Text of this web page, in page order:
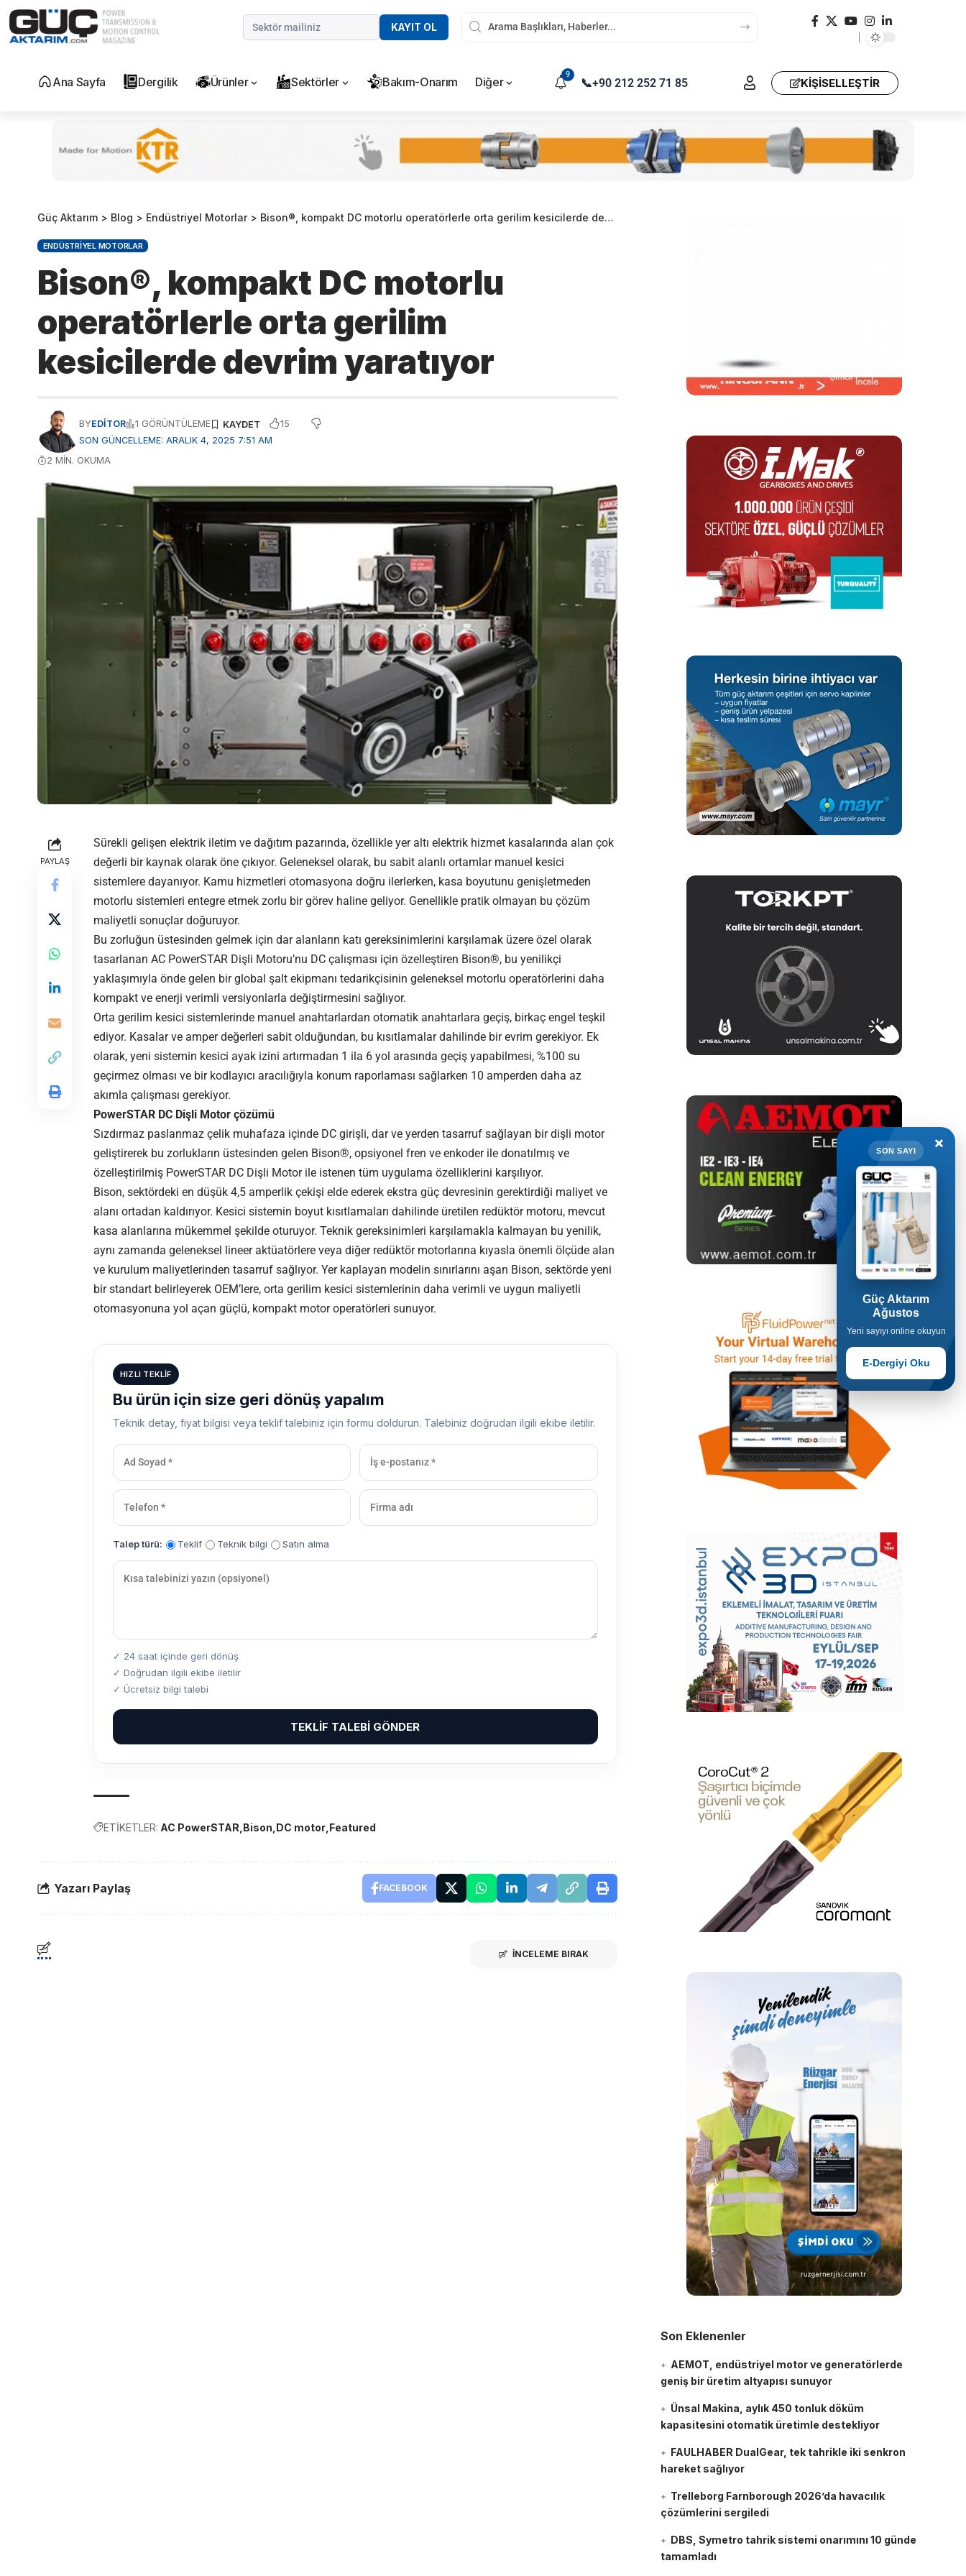
KAYIT OL
Ana Sayfa Dergilik Ürünler Sektörler Bakım-Onarım Diğer
9
📞+90 212 252 71 85 KIŞISELLEŞTIR
Güç Aktarım > Blog > Endüstriyel Motorlar> Bison®, kompakt DC motorlu operatörlerle orta gerilim kesicilerde devrim yaratıyor
ENDÜSTRIYEL MOTORLAR
Bison®, kompakt DC motorlu
operatörlerle orta gerilim
kesicilerde devrim yaratıyor
SON GÜNCELLEME: ARALIK 4, 2025 7:51 AM
BYEDITOR 1 GÖRÜNTÜLEME 15
2 MIN. OKUMA
PAYLAŞ
Sürekli gelişen elektrik iletim ve dağıtım pazarında, özellikle yer altı elektrik hizmet kasalarında alan çok
değerli bir kaynak olarak öne çıkıyor. Geleneksel olarak, bu sabit alanlı ortamlar manuel kesici
sistemlere dayanıyor. Kamu hizmetleri otomasyona doğru ilerlerken, kasa boyutunu genişletmeden
motorlu sistemleri entegre etmek zorlu bir görev haline geliyor. Genellikle pratik olmayan bu çözüm
maliyetli sonuçlar doğuruyor.
Bu zorluğun üstesinden gelmek için dar alanların katı gereksinimlerini karşılamak üzere özel olarak
tasarlanan AC PowerSTAR Dişli Motoru’nu DC çalışması için özelleştiren Bison®, bu yenilikçi
yaklaşımıyla önde gelen bir global şalt ekipmanı tedarikçisinin geleneksel motorlu operatörlerini daha
kompakt ve enerji verimli versiyonlarla değiştirmesini sağlıyor.
Orta gerilim kesici sistemlerinde manuel anahtarlardan otomatik anahtarlara geçiş, birkaç engel teşkil
ediyor. Kasalar ve amper değerleri sabit olduğundan, bu kısıtlamalar dahilinde bir evrim gerekiyor. Ek
olarak, yeni sistemin kesici ayak izini artırmadan 1 ila 6 yol arasında geçiş yapabilmesi, %100 su
geçirmez olması ve bir kodlayıcı aracılığıyla konum raporlaması sağlarken 10 amperden daha az
akımla çalışması gerekiyor.
PowerSTAR DC Dişli Motor çözümü
Sızdırmaz paslanmaz çelik muhafaza içinde DC girişli, dar ve yerden tasarruf sağlayan bir dişli motor
geliştirerek bu zorlukların üstesinden gelen Bison®, opsiyonel fren ve enkoder ile donatılmış ve
özelleştirilmiş PowerSTAR DC Dişli Motor ile istenen tüm uygulama özelliklerini karşılıyor.
Bison, sektördeki en düşük 4,5 amperlik çekişi elde ederek ekstra güç devresinin gerektirdiği maliyet ve
alanı ortadan kaldırıyor. Kesici sistemin boyut kısıtlamaları dahilinde üretilen redüktör motoru, mevcut
kasa alanlarına mükemmel şekilde oturuyor. Teknik gereksinimleri karşılamakla kalmayan bu yenilik,
aynı zamanda geleneksel lineer aktüatörlere veya diğer redüktör motorlarına kıyasla önemli ölçüde alan
ve kurulum maliyetlerinden tasarruf sağlıyor. Yer kaplayan modelin sınırlarını aşan Bison, sektörde yeni
bir standart belirleyerek OEM’lere, orta gerilim kesici sistemlerinin daha verimli ve uygun maliyetli
otomasyonuna yol açan güçlü, kompakt motor operatörleri sunuyor.
HIZLI TEKLIF
Bu ürün için size geri dönüş yapalım
Teknik detay, fiyat bilgisi veya teklif talebiniz için formu doldurun. Talebiniz doğrudan ilgili ekibe iletilir.
Talep türü: Teklif Teknik bilgi Satın alma
✓ 24 saat içinde geri dönüş
✓ Doğrudan ilgili ekibe iletilir
✓ Ücretsiz bilgi talebi
TEKLIF TALEBI GÖNDER
ETİKETLER: AC PowerSTAR Bison DC motor Featured
Yazarı Paylaş FACEBOOK
İNCELEME BIRAK
Son Eklenenler
AEMOT, endüstriyel motor ve generatörlerde
geniş bir üretim altyapısı sunuyor
Ünsal Makina, aylık 450 tonluk döküm
kapasitesini otomatik üretimle destekliyor
FAULHABER DualGear, tek tahrikle iki senkron
hareket sağlıyor
Trelleborg Farnborough 2026’da havacılık
çözümlerini sergiledi
DBS, Symetro tahrik sistemi onarımını 10 günde
tamamladı
×
SON SAYI
Güç Aktarım
Ağustos
Yeni sayıyı online okuyun
E-Dergiyi Oku